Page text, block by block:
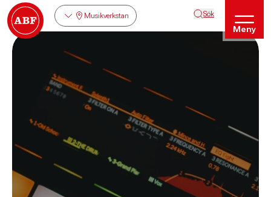
Musikverkstan Sök
Meny